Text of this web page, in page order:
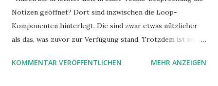
Notizen geöffnet? Dort sind inzwischen die Loop-
Komponenten hinterlegt. Die sind zwar etwas nützlicher
als das, was zuvor zur Verfügung stand. Trotzdem ist noch
Stolperfallen. Hier ein erster, kritischer Blick auf das was
KOMMENTAR VERÖFFENTLICHEN MEHR ANZEIGEN